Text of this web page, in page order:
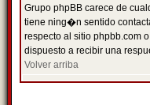
Grupo phpBB carece de
tiene ning�n sentido
respecto al sitio phpbb.com
dispuesto a recibir una
Volver arriba